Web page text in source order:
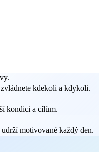
kdekoli a kdykoli.
kondici a cílům.
motivované každý den.